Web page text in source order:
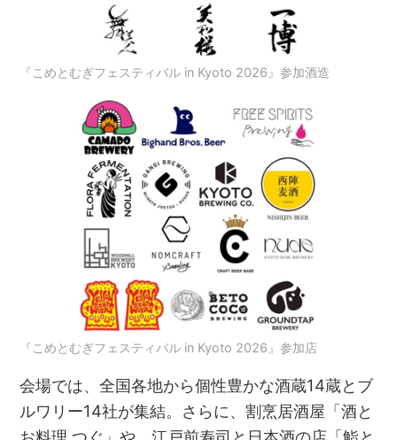
『こめとむぎフェスティバル in Kyoto 2026』参加酒造
『こめとむぎフェスティバル in Kyoto 2026』参加店
会場では、全国各地から個性豊かな酒蔵14蔵とブ
ルワリー14社が集結。さらに、割烹居酒屋「酒と